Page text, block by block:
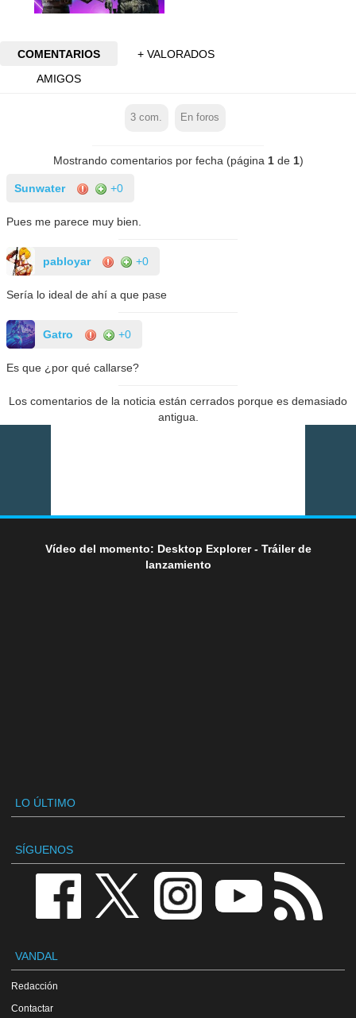
COMENTARIOS
+ VALORADOS
AMIGOS
3 com. En foros
Mostrando comentarios por fecha (página 1de 1)
Sunwater +0
Pues me parece muy bien.
pabloyar +0
Sería lo ideal de ahí a que pase
Gatro +0
Es que ¿por qué callarse?
Los comentarios de la noticia están cerrados porque es demasiado
antigua.
Vídeo del momento: Desktop Explorer - Tráiler de
lanzamiento
LO ÚLTIMO
SÍGUENOS
VANDAL
Redacción
Contactar